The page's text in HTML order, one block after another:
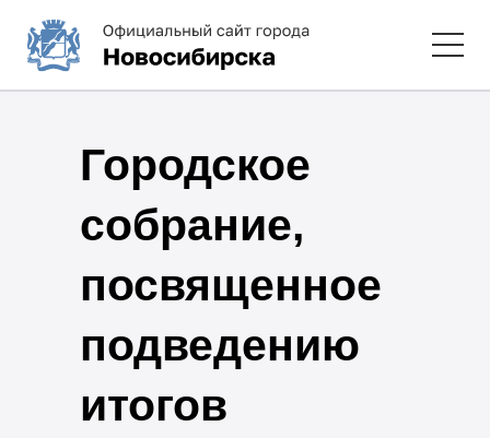
Городское
собрание,
посвященное
подведению
итогов